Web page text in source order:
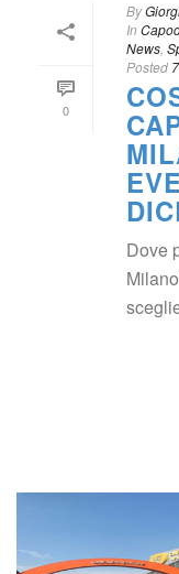
0
By
In
New
Posted
Dove